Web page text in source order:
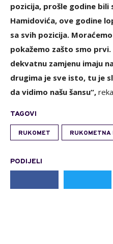
pozicija, prošle godine bili
Hamidovića, ove godine
sa svih pozicija.
pokažemo zašto smo
dekvatnu zamjenu imaju
drugima je sve isto, tu je
da vidimo našu šansu“,
TAGOVI
RUKOMET RUKOMETNA
PODIJELI